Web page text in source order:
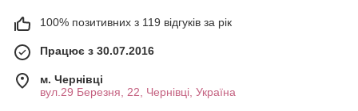
100% позитивних з 119 відгуків за рік
Працює з 30.07.2016
м. Чернівці
вул.29 Березня, 22, Чернівці, Україна